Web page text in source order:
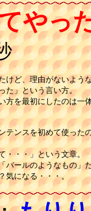
やっ
けど、理由がないよう
た」という言い方。
方を最初にしたのは一
テンスを初めて使った
・・・」という文章。
バールのようなもの」
気になる・・・。